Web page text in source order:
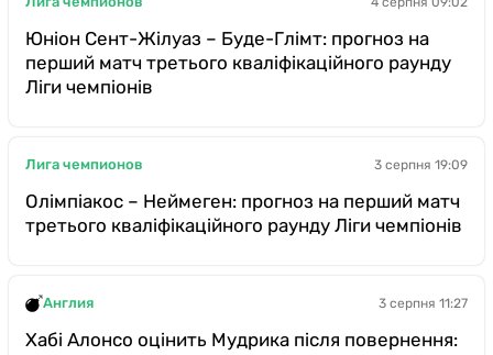
Юніон Сент-Жілуаз – Буде-Глімт: прогноз на
перший матч третього кваліфікаційного раунду
Ліги чемпіонів
Лига чемпионов 3 серпня 19:09
Олімпіакос – Неймеген: прогноз на перший матч
третього кваліфікаційного раунду Ліги чемпіонів
Англия 3 серпня 11:27
Хабі Алонсо оцінить Мудрика після повернення: